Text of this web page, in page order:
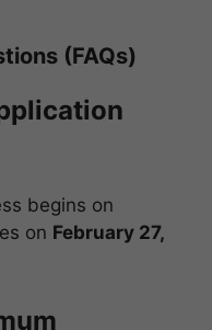
(FAQs)
begins on
on February 27,